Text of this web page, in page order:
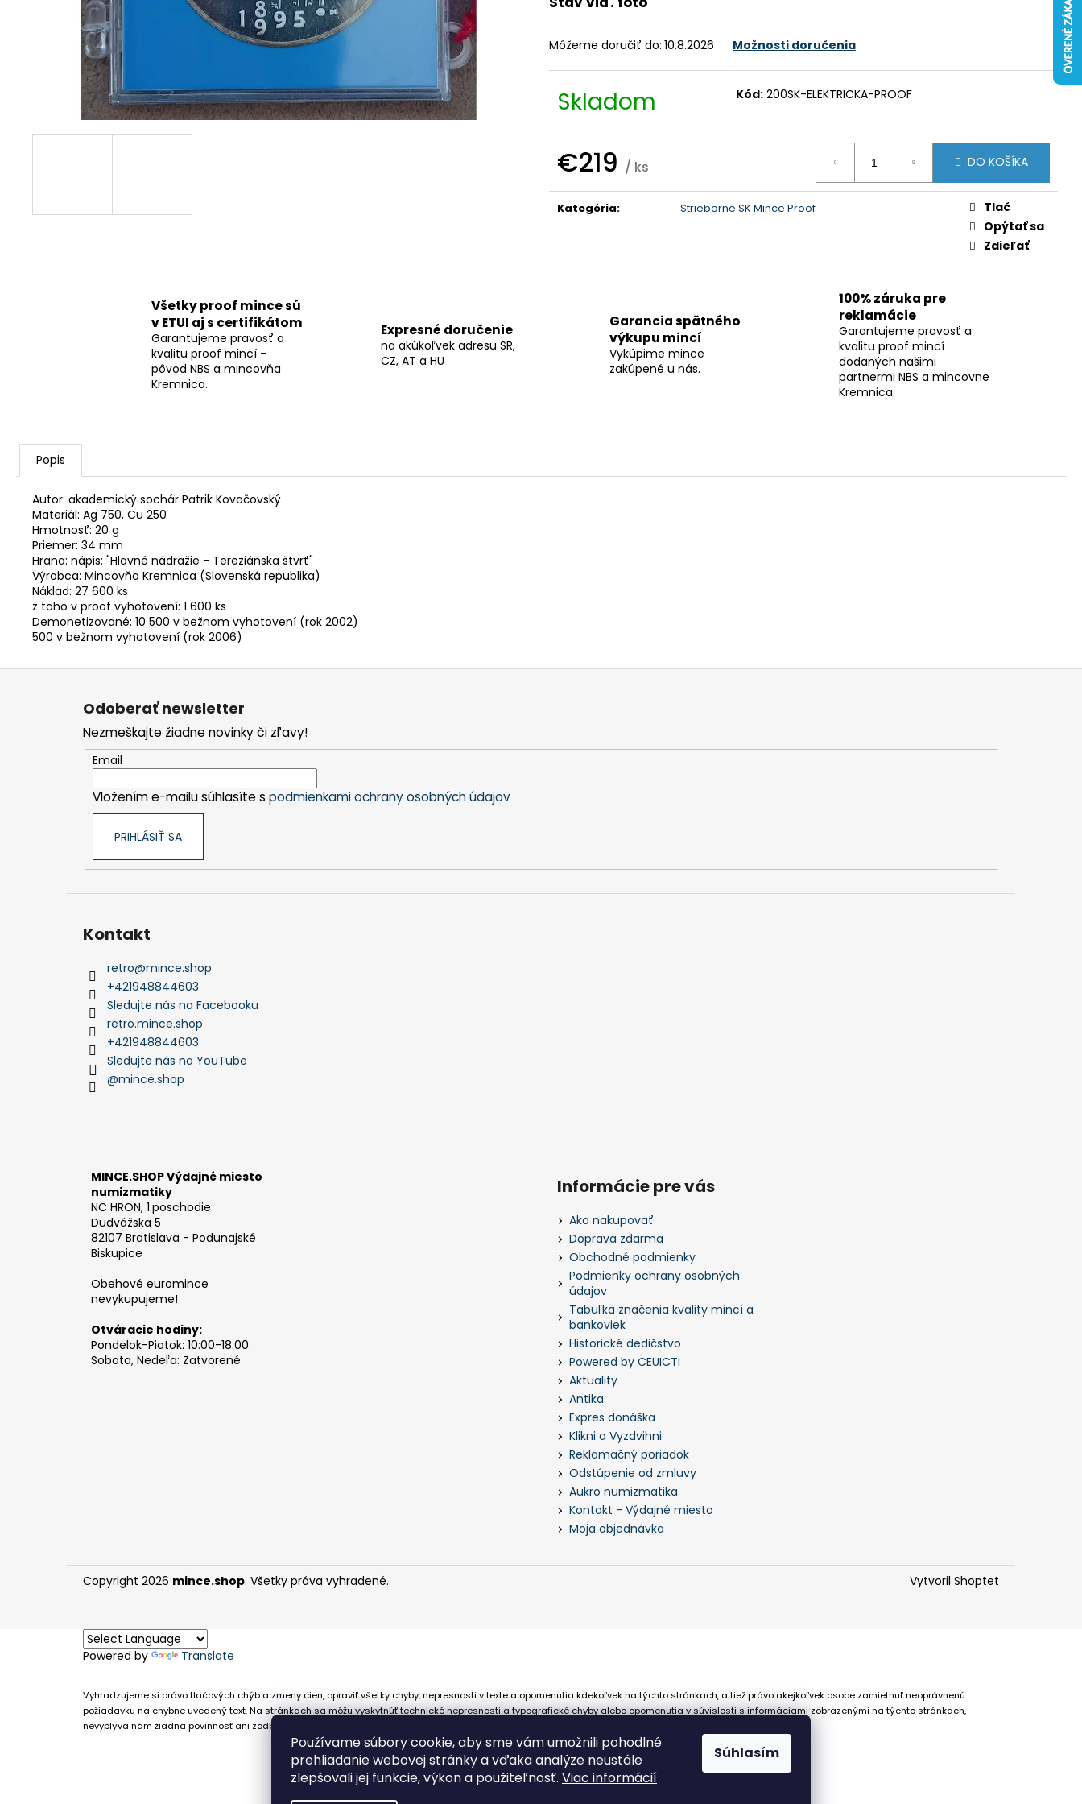
Používame súbory cookie, aby sme vám umožnili pohodlné
prehliadanie webovej stránky a vďaka analýze neustále
zlepšovali jej funkcie, výkon a použiteľnosť. Viac informácií
Súhlasím
Môžeme doručiť do: 10.8.2026 Možnosti doručenia
Skladom Kód: 200SK-ELEKTRICKA-PROOF
€219 / ks
cena:
DO KOŠÍKA
Kategória: Strieborné SK Mince Proof
Tlač
Opýtať sa
Zdieľať
Všetky proof mince sú
v ETUI aj s certifikátom
Garantujeme pravosť a
kvalitu proof mincí -
pôvod NBS a mincovňa
Kremnica.
Expresné doručenie
na akúkoľvek adresu SR,
CZ, AT a HU
Garancia spätného
výkupu mincí
Vykúpime mince
zakúpené u nás.
100% záruka pre
reklamácie
Garantujeme pravosť a
kvalitu proof mincí
dodaných našimi
partnermi NBS a mincovne
Kremnica.
Popis
Autor: akademický sochár Patrik Kovačovský
Materiál: Ag 750, Cu 250
Hmotnosť: 20 g
Priemer: 34 mm
Hrana: nápis: "Hlavné nádražie - Tereziánska štvrť"
Výrobca: Mincovňa Kremnica (Slovenská republika)
Náklad: 27 600 ks
z toho v proof vyhotovení: 1 600 ks
Demonetizované: 10 500 v bežnom vyhotovení (rok 2002)
500 v bežnom vyhotovení (rok 2006)
Z
Odoberať newsletter
Nezmeškajte žiadne novinky či zľavy!
Email
Vložením e-mailu súhlasíte s podmienkami ochrany osobných údajov
PRIHLÁSIŤ SA
Kontakt
retro@mince.shop
+421948844603
Sledujte nás na Facebooku
retro.mince.shop
+421948844603
Sledujte nás na YouTube
@mince.shop
MINCE.SHOP Výdajné miesto
numizmatiky
NC HRON, 1.poschodie
Dudvážska 5
82107 Bratislava - Podunajské
Biskupice
Obehové euromince
nevykupujeme!
Otváracie hodiny:
Pondelok-Piatok: 10:00-18:00
Sobota, Nedeľa: Zatvorené
Informácie pre vás
Ako nakupovať
Doprava zdarma
Obchodné podmienky
Podmienky ochrany osobných
údajov
Tabuľka značenia kvality mincí a
bankoviek
Historické dedičstvo
Powered by CEUICTI
Aktuality
Antika
Expres donáška
Klikni a Vyzdvihni
Reklamačný poriadok
Odstúpenie od zmluvy
Aukro numizmatika
Kontakt - Výdajné miesto
Moja objednávka
Vytvoril Shoptet
Copyright 2026 mince.shop. Všetky práva vyhradené.
Powered by Translate
Vyhradzujeme si právo tlačových chýb a zmeny cien, opraviť všetky chyby, nepresnosti v texte a opomenutia kdekoľvek na týchto stránkach, a tiež právo akejkoľvek osobe zamietnuť neoprávnenú
požiadavku na chybne uvedený text. Na stránkach sa môžu vyskytnúť technické nepresnosti a typografické chyby alebo opomenutia v súvislosti s informáciami zobrazenými na týchto stránkach,
nevyplýva nám žiadna povinnosť ani zodpovednosť v prípade, že sa spoliehajú na nepresné informácie poskytované na týchto stránkach.